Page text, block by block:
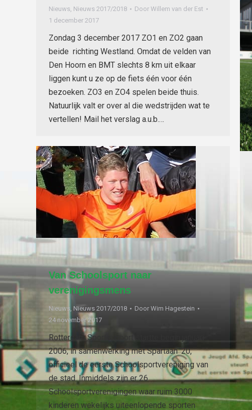
Nieuws, Nieuws 2017/2018 Door Willem van der Est
1 december 2017
Zondag 3 december 2017 ZO1 en ZO2 gaan
beide richting Westland. Omdat de velden van
Den Hoorn en BMT slechts 8 km uit elkaar
liggen kunt u ze op de fiets één voor één
bezoeken. ZO3 en ZO4 spelen beide thuis.
Natuurlijk valt er over al die wedstrijden wat te
vertellen! Mail het verslag a.u.b.…
Van Schoolsport naar
verenigingsmens
Nieuws, Nieuws 2017/2018 Door Wim Hagestein
24 november 2017
Rotterdam Sportsupport startte begin januari
2006, in samenwerking met Spartaan ’20,
officieel de eerste Schoolsportvereniging van
de stad. Inmiddels zijn er 26
Schoolsportverenigingen waar ruim 3000
kinderen wekelijks uiteenlopende sporten